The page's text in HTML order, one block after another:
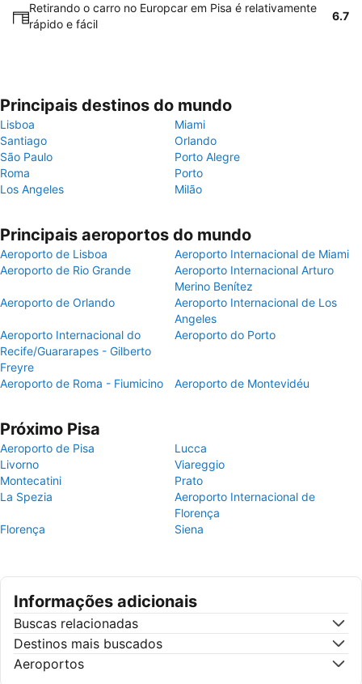
Retirando o carro no Europcar em Pisa é relativamente
rápido e fácil
6.7
Principais destinos do mundo
Lisboa
Miami
Santiago
Orlando
São Paulo
Porto Alegre
Roma
Porto
Los Angeles
Milão
Principais aeroportos do mundo
Aeroporto de Lisboa
Aeroporto Internacional de Miami
Aeroporto de Rio Grande
Aeroporto Internacional Arturo
Merino Benítez
Aeroporto de Orlando
Aeroporto Internacional de Los
Angeles
Aeroporto Internacional do
Recife/Guararapes - Gilberto
Freyre
Aeroporto do Porto
Aeroporto de Roma - Fiumicino Aeroporto de Montevidéu
Próximo Pisa
Aeroporto de Pisa
Lucca
Livorno
Viareggio
Montecatini
Prato
La Spezia
Aeroporto Internacional de
Florença
Florença
Siena
Informações adicionais
Buscas relacionadas
Destinos mais buscados
Aeroportos